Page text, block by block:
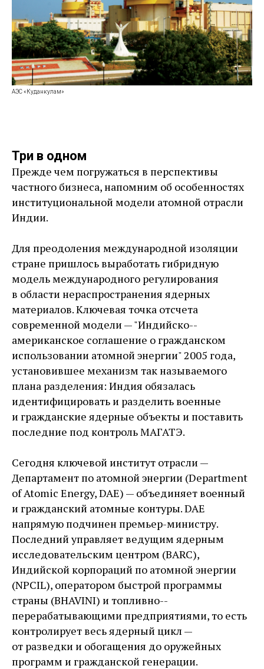
АЭС «Куданкулам»
Три в одном
Прежде чем погружаться в перспективы
частного бизнеса, напомним об особенностях
институциональной модели атомной отрасли
Индии.
Для преодоления международной изоляции
стране пришлось выработать гибридную
модель международного регулирования
в области нераспространения ядерных
материалов. Ключевая точка отсчета
современной модели — ​"Индийско-­
американское соглашение о гражданском
использовании атомной энергии" 2005 года,
установившее механизм так называемого
плана разделения: Индия обязалась
идентифицировать и разделить военные
и гражданские ядерные объекты и поставить
последние под контроль МАГАТЭ.
Сегодня ключевой институт отрасли — ​
Департамент по атомной энергии (Department
of Atomic Energy, DAE) — ​объединяет военный
и гражданский атомные контуры. DAE
напрямую подчинен премьер-­министру.
Последний управляет ведущим ядерным
исследовательским центром (BARC),
Индийской корпораций по атомной энергии
(NPCIL), оператором быстрой программы
страны (BHAVINI) и топливно-­
перерабатывающими предприятиями, то есть
контролирует весь ядерный цикл — ​
от разведки и обогащения до оружейных
программ и гражданской генерации.